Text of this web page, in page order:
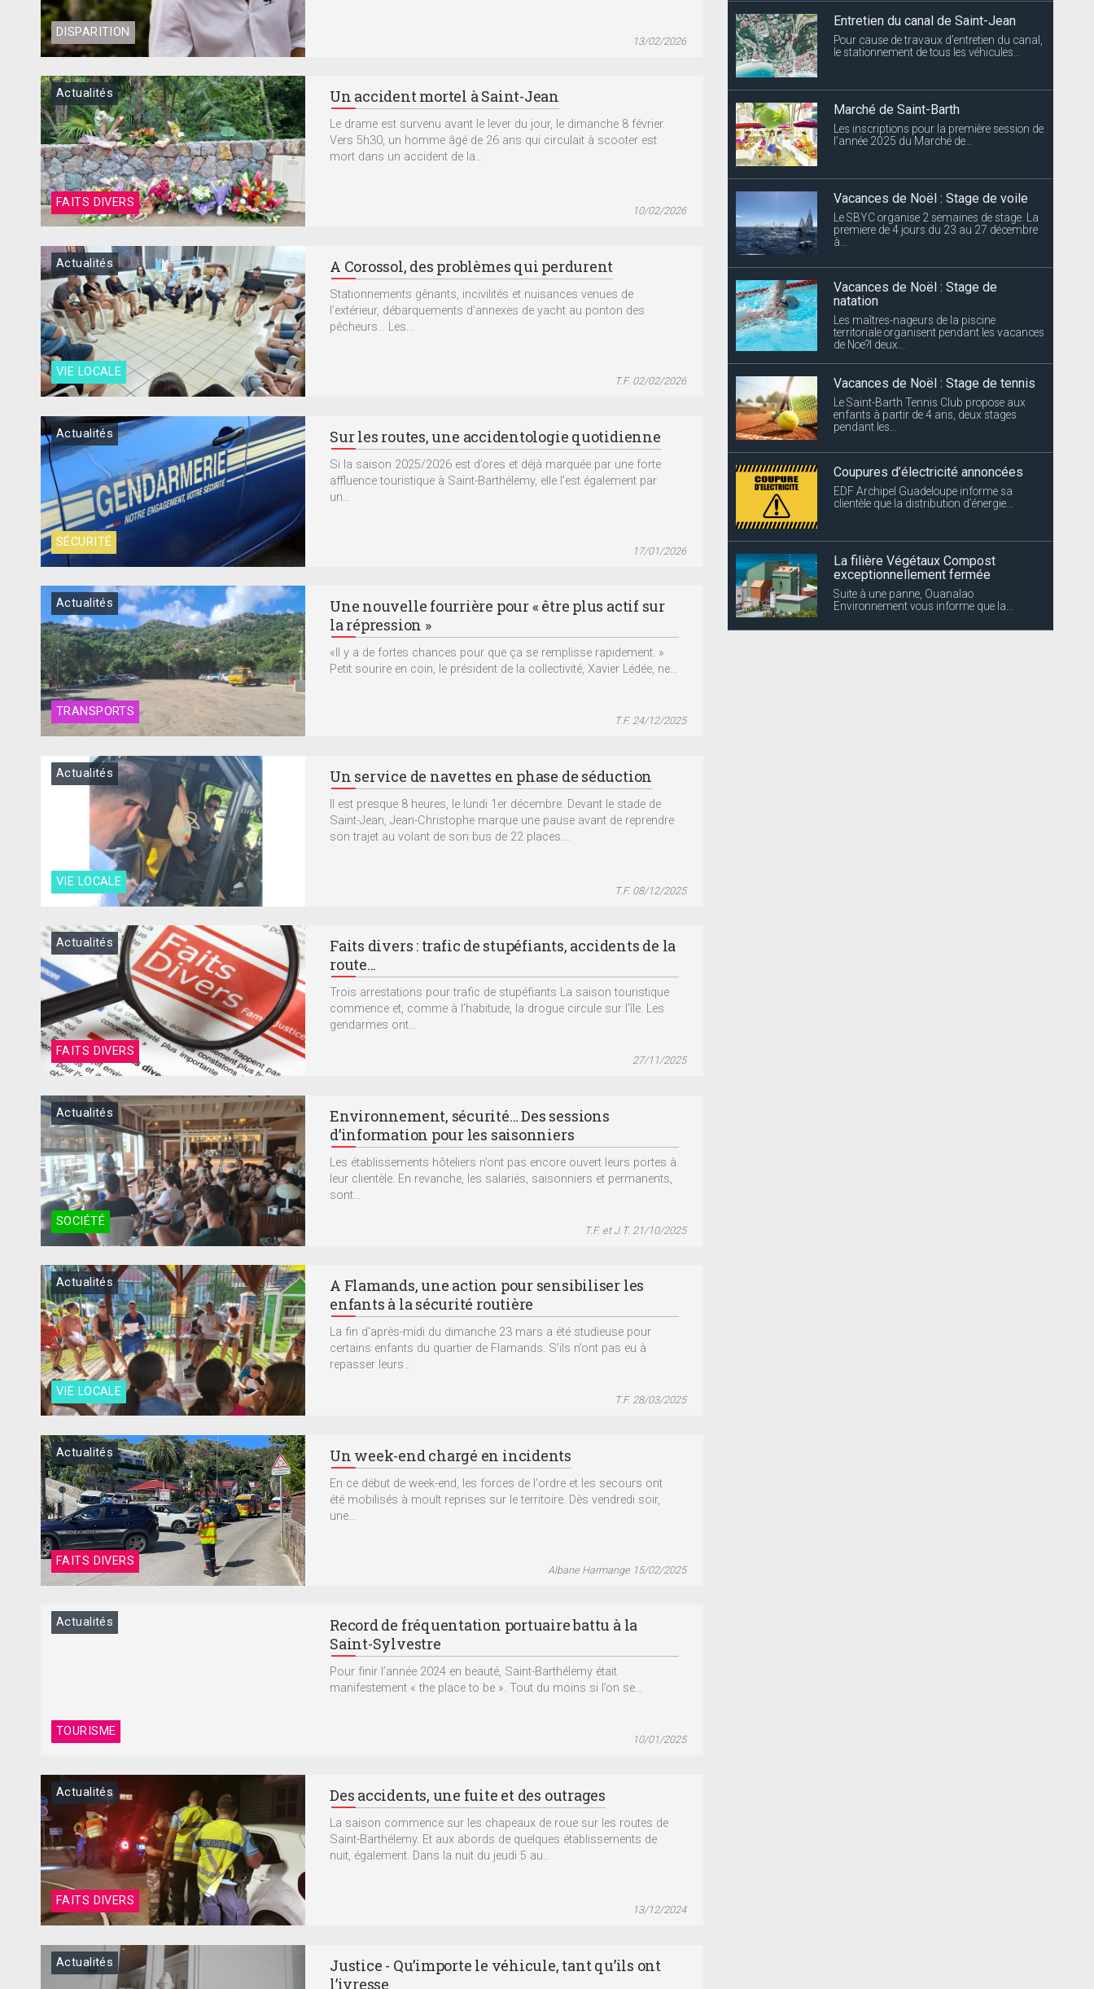
DISPARITION
13/02/2026
FAITS DIVERS
Actualités Un accident mortel à Saint-Jean
Le drame est survenu avant le lever du jour, le dimanche 8 février.
Vers 5h30, un homme âgé de 26 ans qui circulait à scooter est
mort dans un accident de la...
10/02/2026
VIE LOCALE
Actualités A Corossol, des problèmes qui perdurent
Stationnements gênants, incivilités et nuisances venues de
l’extérieur, débarquements d’annexes de yacht au ponton des
pêcheurs… Les...
T.F. 02/02/2026
SÉCURITÉ
Actualités Sur les routes, une accidentologie quotidienne
Si la saison 2025/2026 est d’ores et déjà marquée par une forte
affluence touristique à Saint-Barthélemy, elle l’est également par
un...
17/01/2026
TRANSPORTS
Actualités
Une nouvelle fourrière pour « être plus actif sur
la répression »
«Il y a de fortes chances pour que ça se remplisse rapidement. »
Petit sourire en coin, le président de la collectivité, Xavier Lédée, ne...
T.F. 24/12/2025
VIE LOCALE
Actualités Un service de navettes en phase de séduction
Il est presque 8 heures, le lundi 1er décembre. Devant le stade de
Saint-Jean, Jean-Christophe marque une pause avant de reprendre
son trajet au volant de son bus de 22 places....
T.F. 08/12/2025
FAITS DIVERS
Actualités
Faits divers : trafic de stupéfiants, accidents de la
route...
Trois arrestations pour trafic de stupéfiants La saison touristique
commence et, comme à l’habitude, la drogue circule sur l’île. Les
gendarmes ont...
27/11/2025
SOCIÉTÉ
Actualités
Environnement, sécurité… Des sessions
d’information pour les saisonniers
Les établissements hôteliers n’ont pas encore ouvert leurs portes à
leur clientèle. En revanche, les salariés, saisonniers et permanents,
sont...
T.F. et J.T. 21/10/2025
VIE LOCALE
Actualités
A Flamands, une action pour sensibiliser les
enfants à la sécurité routière
La fin d’après-midi du dimanche 23 mars a été studieuse pour
certains enfants du quartier de Flamands. S’ils n’ont pas eu à
repasser leurs...
T.F. 28/03/2025
FAITS DIVERS
Actualités Un week-end chargé en incidents
En ce début de week-end, les forces de l'ordre et les secours ont
été mobilisés à moult reprises sur le territoire. Dès vendredi soir,
une...
Albane Harmange 15/02/2025
TOURISME
Actualités
Record de fréquentation portuaire battu à la
Saint-Sylvestre
Pour finir l’année 2024 en beauté, Saint-Barthélemy était
manifestement « the place to be ». Tout du moins si l’on se...
10/01/2025
FAITS DIVERS
Actualités Des accidents, une fuite et des outrages
La saison commence sur les chapeaux de roue sur les routes de
Saint-Barthélemy. Et aux abords de quelques établissements de
nuit, également. Dans la nuit du jeudi 5 au...
13/12/2024
Actualités
Justice - Qu’importe le véhicule, tant qu’ils ont
l’ivresse
Entretien du canal de Saint-Jean
Pour cause de travaux d’entretien du canal,
le stationnement de tous les véhicules...
Marché de Saint-Barth
Les inscriptions pour la première session de
l’année 2025 du Marché de...
Vacances de Noël : Stage de voile
Le SBYC organise 2 semaines de stage. La
premiere de 4 jours du 23 au 27 décembre
à...
Vacances de Noël : Stage de
natation
Les maîtres-nageurs de la piscine
territoriale organisent pendant les vacances
de Noe?l deux...
Vacances de Noël : Stage de tennis
Le Saint-Barth Tennis Club propose aux
enfants à partir de 4 ans, deux stages
pendant les...
Coupures d’électricité annoncées
EDF Archipel Guadeloupe informe sa
clientèle que la distribution d’énergie...
La filière Végétaux Compost
exceptionnellement fermée
Suite à une panne, Ouanalao
Environnement vous informe que la...